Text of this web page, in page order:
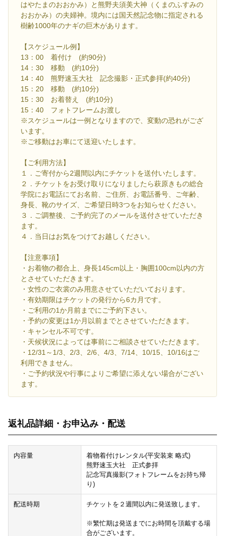
はやたまのおおかみ）と熊野夫須美大神（くまのふすみの
おおかみ）の夫婦神。境内には国天然記念物に指定される
樹齢1000年のナギの巨木があります。
【スケジュール例】
13：00 着付け (約90分)
14：30 移動 (約10分)
14：40 熊野速玉大社 記念撮影・正式参拝(約40分)
15：20 移動 (約10分)
15：30 お着替え (約10分)
15：40 フォトフレームお渡し
※スケジュールは一例となりますので、変動の恐れがござ
います。
※ご移動はお車にて送迎いたします。
【ご利用方法】
１．ご寄付から2週間以内にチケットを送付いたします。
２．チケットをお受け取りになりましたら萩原きもの総合
学院にお電話にてお名前、ご住所、お電話番号、ご年齢、
身長、靴のサイズ、ご希望日時3つをお知らせください。
３．ご調整後、ご予約完了のメールを送付させていただき
ます。
４．当日はお気をつけてお越しください。
【注意事項】
・お着物の都合上、身長145cm以上・胸囲100cm以内の方
とさせていただきます。
・女性のご衣裳のみ用意させていただいております。
・有効期限はチケットの発行から6カ月です。
・ご利用の1か月前までにご予約下さい。
・予約の変更は1か月以前までとさせていただきます。
・キャンセル不可です。
・天候状況によっては事前にご相談させていただきます。
・12/31～1/3、2/3、2/6、4/3、7/14、10/15、10/16はご
利用できません。
・ご予約状況や行事によりご希望に添えない場合がござい
ます。
返礼品詳細・お申込み・配送
内容量
着物着付けレンタル(平安装束 略式)
熊野速玉大社 正式参拝
記念写真撮影(フォトフレームをお持ち帰
り)
配送時期 チケットを２週間以内に発送致します。
※繁忙期は発送までにお時間を頂戴する場
合がございます。